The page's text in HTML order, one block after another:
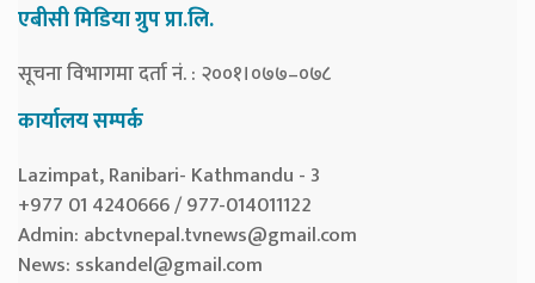
एबीसी मिडिया ग्रुप प्रा.लि.
सूचना विभागमा दर्ता नं. : २००१।०७७–०७८
कार्यालय सम्पर्क
Lazimpat, Ranibari- Kathmandu - 3
+977 01 4240666 / 977-014011122
Admin: abctvnepal.tvnews@gmail.com
News: sskandel@gmail.com